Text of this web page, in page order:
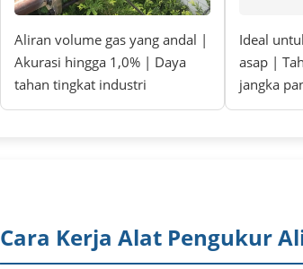
Aliran volume gas yang andal |
Akurasi hingga 1,0% | Daya
tahan tingkat industri
Ideal
asap |
jangka
Cara Kerja Alat Pengukur